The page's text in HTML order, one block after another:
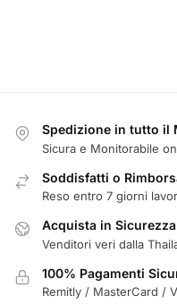
Spedizione in tutto il
Sicura e Monitorabile
Soddisfatti o
Reso entro 7 giorni
Acquista in Sicurezza
Venditori veri dalla
100% Pagamenti
Remitly / MasterCard /